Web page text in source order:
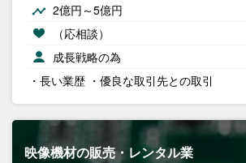
2億円～5億円
（応相談）
成長戦略の為
・長い業歴 ・優良な取引先との取引
映像機材の販売・レンタル業